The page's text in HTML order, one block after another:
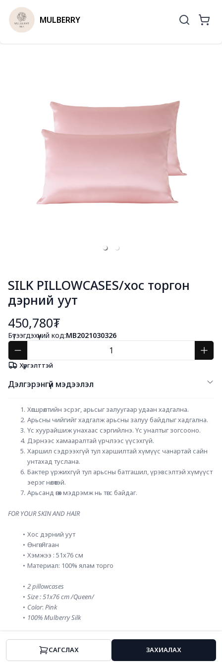
MULBERRY
SILK PILLOWCASES/хос торгон
дэрний уут
450,780₮
Бүтээгдэхүүний код:MB2021030326
CАГСЛАХ ЗАХИАЛАХ
Хүргэлттэй
Дэлгэрэнгүй мэдээлэл
Хөгшрөлтийн эсрэг, арьсыг залуугаар удаан хадгална.
Арьсны чийгийг хадгалж арьсны залуу байдлыг хадгална.
Үс хуурайшиж унахаас сэргийлнэ. Үс уналтыг зогсооно.
Дэрнээс хамааралтай үрчлээс үүсэхгүй.
Харшил сэдрээхгүй тул харшилтай хүмүүс чанартай сайн
унтахад туслана.
Бактер үржихгүй тул арьсны батгашил, үрэвсэлтэй хүмүүст
эерэг нөлөөтэй.
Арьсанд өгөх мэдрэмж нь төгс байдаг.
FOR YOUR SKIN AND HAIR
Хос дэрний уут
Өнгө: Ягаан
Хэмжээ : 51x76 см
Материал: 100% ялам торго
2 pillowcases
Size : 51x76 cm /Queen/
Color: Pink
100% Mulberry Silk
Нүүр Ангилал Хямдрал Профайл